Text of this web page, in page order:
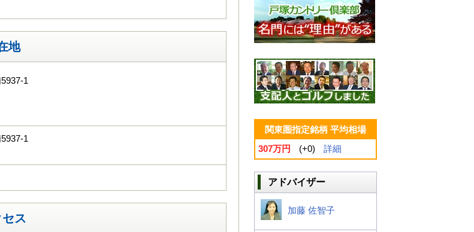
地
1
1
セス
関東圏指定銘柄 平均相場
307万円
(+0) 詳細
アドバイザー
加藤 佐智子